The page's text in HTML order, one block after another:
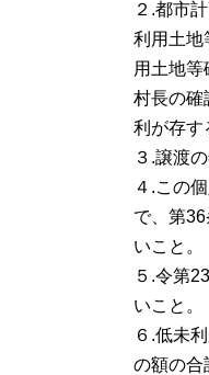
２.都市
利用土地
用土地
村長の確
利が存す
３.譲渡
４.この
で、第
いこと。
５.令第
いこと。
６.低未
の額の合